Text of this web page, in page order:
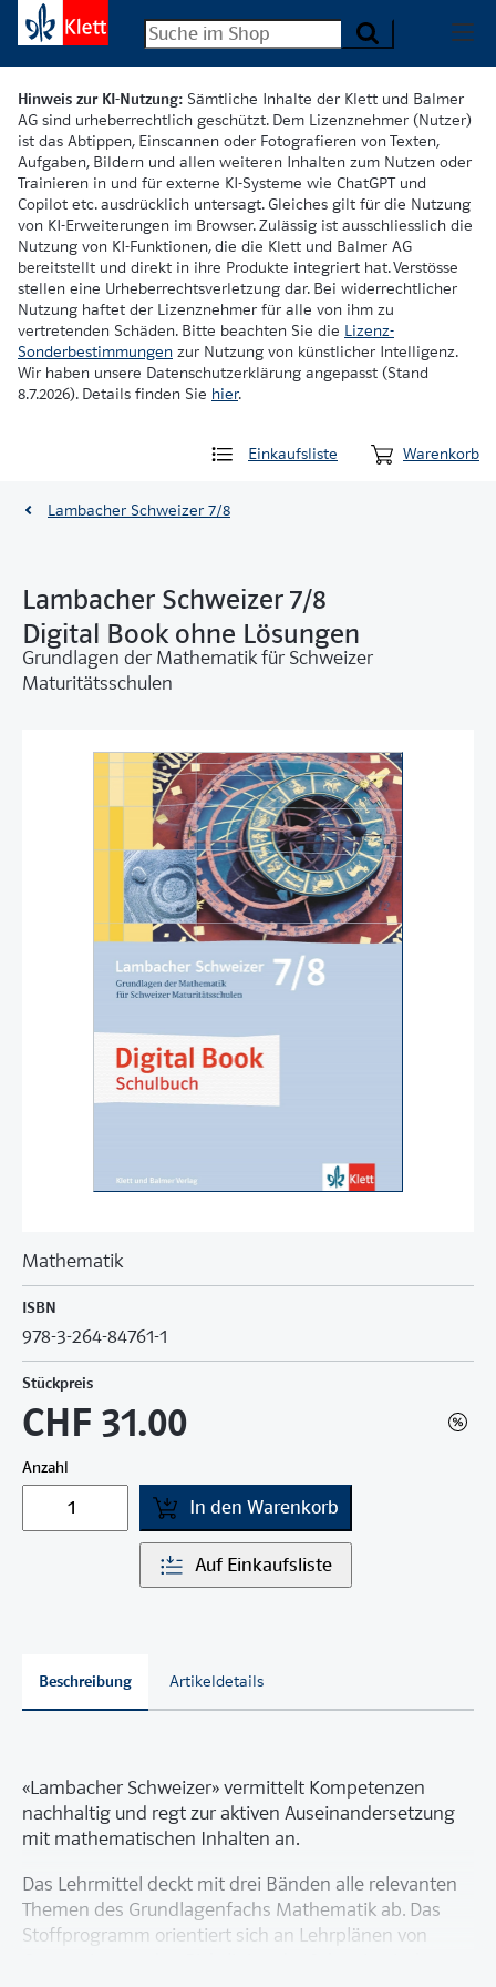
Hinweis zur KI-Nutzung: Sämtliche Inhalte der Klett und Balmer
AG sind urheberrechtlich geschützt. Dem Lizenznehmer (Nutzer)
ist das Abtippen, Einscannen oder Fotografieren von Texten,
Aufgaben, Bildern und allen weiteren Inhalten zum Nutzen oder
Trainieren in und für externe KI-Systeme wie ChatGPT und
Copilot etc. ausdrücklich untersagt. Gleiches gilt für die Nutzung
von KI-Erweiterungen im Browser. Zulässig ist ausschliesslich die
Nutzung von KI-Funktionen, die die Klett und Balmer AG
bereitstellt und direkt in ihre Produkte integriert hat. Verstösse
stellen eine Urheberrechtsverletzung dar. Bei widerrechtlicher
Nutzung haftet der Lizenznehmer für alle von ihm zu
vertretenden Schäden. Bitte beachten Sie die Lizenz-
Sonderbestimmungen zur Nutzung von künstlicher Intelligenz.
Wir haben unsere Datenschutzerklärung angepasst (Stand
8.7.2026). Details finden Sie hier.
Einkaufsliste Warenkorb
Lambacher Schweizer 7/8
Lambacher Schweizer 7/8
Digital Book ohne Lösungen
Grundlagen der Mathematik für Schweizer
Maturitätsschulen
Mathematik
ISBN
978-3-264-84761-1
Stückpreis
CHF 31.00
Anzahl
In den Warenkorb
Auf Einkaufsliste
Beschreibung Artikeldetails
«Lambacher Schweizer» vermittelt Kompetenzen
nachhaltig und regt zur aktiven Auseinandersetzung
mit mathematischen Inhalten an.
Das Lehrmittel deckt mit drei Bänden alle relevanten
Themen des Grundlagenfachs Mathematik ab. Das
Stoffprogramm orientiert sich an Lehrplänen von